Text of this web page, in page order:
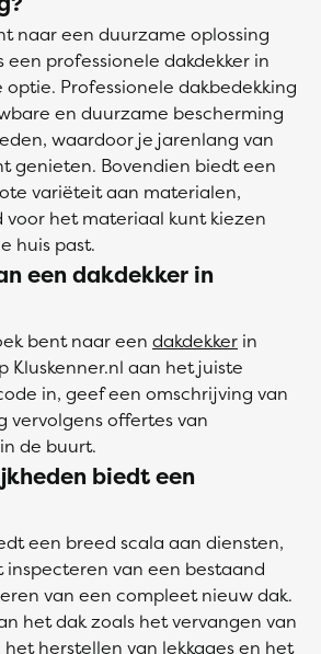
naar een duurzame oplossing
een professionele dakdekker in
optie. Professionele dakbedekking
en duurzame bescherming
waardoor je jarenlang van
genieten. Bovendien biedt een
variëteit aan materialen,
het materiaal kunt kiezen
huis past.
een dakdekker in
bent naar een dakdekker in
Kluskenner.nl aan het juiste
in, geef een omschrijving van
vervolgens offertes van
de buurt.
biedt een
een breed scala aan diensten,
van een bestaand
van een compleet nieuw dak.
het dak zoals het vervangen van
het herstellen van lekkages en het